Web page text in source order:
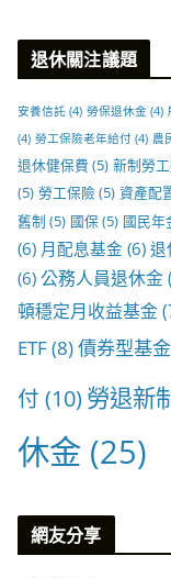
退休關注議題
安養信託 (4) 勞保退休金 (4)
(4) 勞工保險老年給付 (4) 農
退休健保費 (5) 新制勞
(5) 勞工保險 (5) 資產配
舊制 (5) 國保(5) 國民年
(6) 月配息基金 (6) 退
(6) 公務人員退休金
頓穩定月收益基金
ETF(8)債券型基金
付 (10) 勞退新
休金 (25)
網友分享